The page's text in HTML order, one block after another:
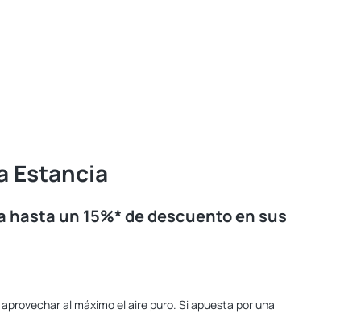
Estancia
un 15%* de descuento en sus
al máximo el aire puro. Si apuesta por una